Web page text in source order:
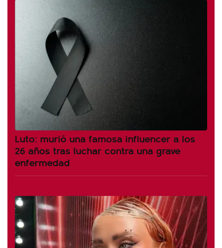
Luto: murió una famosa influencer a los
26 años tras luchar contra una grave
enfermedad